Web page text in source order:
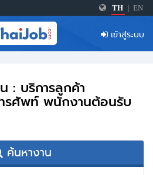
TH EN
เข้าสู่ระบบ
: บริการลูกค้า
รศัพท์ พนักงานต้อนรับ
ค้นหางาน